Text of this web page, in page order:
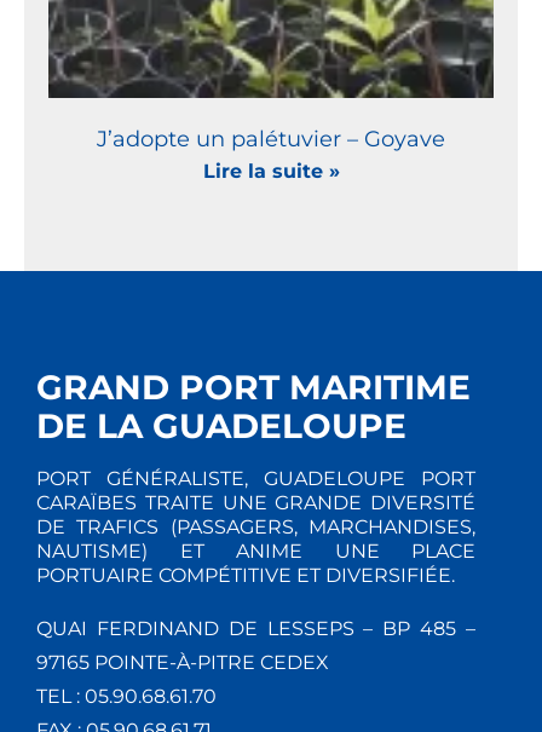
J’adopte un palétuvier – Goyave
Lire la suite »
GRAND PORT MARITIME
DE LA GUADELOUPE
PORT GÉNÉRALISTE, GUADELOUPE PORT
CARAÏBES TRAITE UNE GRANDE DIVERSITÉ
DE TRAFICS (PASSAGERS, MARCHANDISES,
NAUTISME) ET ANIME UNE PLACE
PORTUAIRE COMPÉTITIVE ET DIVERSIFIÉE.
QUAI FERDINAND DE LESSEPS – BP 485 –
97165 POINTE-À-PITRE CEDEX
TEL : 05.90.68.61.70